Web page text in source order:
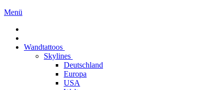
Menü
Wandtattoos
Skylines
Deutschland
Europa
USA